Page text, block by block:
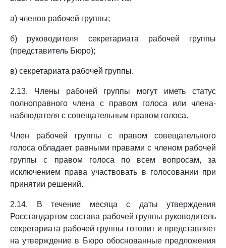
а) членов рабочей группы;
б) руководителя секретариата рабочей группы
(представитель Бюро);
в) секретариата рабочей группы.
2.13. Члены рабочей группы могут иметь статус
полноправного члена с правом голоса или члена-
наблюдателя с совещательным правом голоса.
Член рабочей группы с правом совещательного
голоса обладает равными правами с членом рабочей
группы с правом голоса по всем вопросам, за
исключением права участвовать в голосовании при
принятии решений.
2.14. В течение месяца с даты утверждения
Росстандартом состава рабочей группы руководитель
секретариата рабочей группы готовит и представляет
на утверждение в Бюро обоснованные предложения